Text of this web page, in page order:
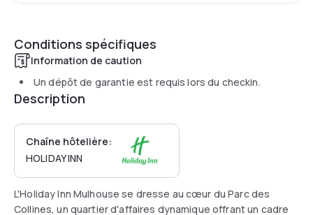
Conditions spécifiques
Information de caution
Un dépôt de garantie est requis lors du checkin.
Description
Chaîne hôtelière:
HOLIDAY INN
L'Holiday Inn Mulhouse se dresse au cœur du Parc des
Collines, un quartier d'affaires dynamique offrant un cadre